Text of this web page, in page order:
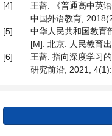
[4]
王蔷. 《普通高中英
中国外语教育,
[5]
中华人民共和国教育
[M]. 北京: 人民教育
[6]
王蔷. 指向深度学习
研究前沿, 2021,